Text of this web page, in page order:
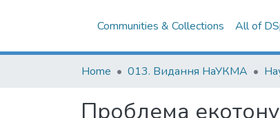
Communities & Collections All of
Home 013. Видання НаУКМА
Проблема екотону